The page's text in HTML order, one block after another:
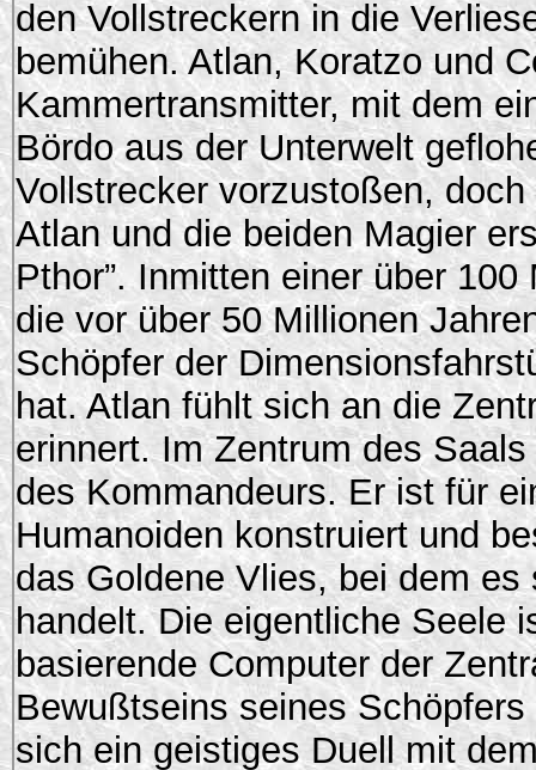
den Vollstreckern in die
bemühen. Atlan, Koratzo und
Kammertransmitter, mit dem
Bördo aus der Unterwelt
Vollstrecker vorzustoßen,
Atlan und die beiden Magier
Pthor”. Inmitten einer über
die vor über 50 Millionen
Schöpfer der
hat. Atlan fühlt sich an die
erinnert. Im Zentrum des
des Kommandeurs. Er ist für
Humanoiden konstruiert und
das Goldene Vlies, bei dem
handelt. Die eigentliche Seele
basierende Computer der
Bewußtseins seines
sich ein geistiges Duell mit